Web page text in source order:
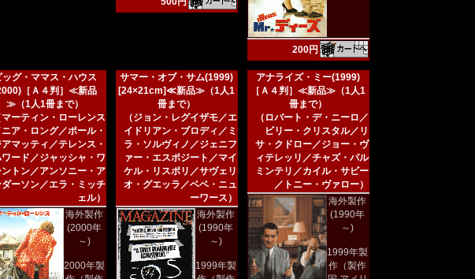
200円
ッグ・ママス・ハウス
［Ａ４判］≪新品
≫（1人1冊まで）
ーティン・ローレンス
ア・ロング／ポール・
マッティ／テレンス・
ード／ジャッシャ・ワ
トン／アンソニー・ア
ーソン／エラ・ミッチ
ェル）
海外製作
(2000年
～)
2000年製
サマー・オブ・サム(1999)
[24×21cm]≪新品≫（1人1
冊まで）
（ジョン・レグイザモ／エ
イドリアン・ブロディ／ミ
ラ・ソルヴィノ／ジェニフ
ァー・エスポジート／マイ
ケル・リスポリ／サヴェリ
オ・グエッラ／ベベ・ニュ
ーワース）
海外製作
(1990年
～)
1999年製
アナライズ・ミー(1999)
［Ａ４判］≪新品≫（1人1
冊まで）
（ロバート・デ・ニーロ／
ビリー・クリスタル／リ
サ・クドロー／ジョー・ヴ
ィテレッリ／チャズ・パル
ミンテリ／カイル・サビー
／トニー・ヴァロー）
海外製作
(1990年
～)
1999年製
作（製作